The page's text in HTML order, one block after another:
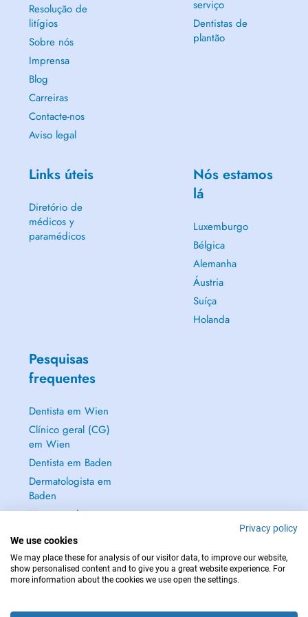
ACHTUNG: Freitags (08:00 - 18:00) keine Terminvereinbarungen od.
Ähnliches, sondern nur Massagen, Beratung etc.
Resolução de
litígios
Sobre nós
Imprensa
Blog
Carreiras
Contacte-nos
Aviso legal
serviço
Dentistas de
plantão
Links úteis
Diretório de
médicos y
paramédicos
Nós estamos
lá
Luxemburgo
Bélgica
Alemanha
Áustria
Suíça
Holanda
Pesquisas
frequentes
Dentista em Wien
Clínico geral (CG)
em Wien
Dentista em Baden
Dermatologista em
Baden
Mostrar tudo →
EM CASO DE EMERGÊNCIA, CONTACTE : 112
Privacy policy
We use cookies
We may place these for analysis of our visitor data, to improve our website,
show personalised content and to give you a great website experience. For
more information about the cookies we use open the settings.